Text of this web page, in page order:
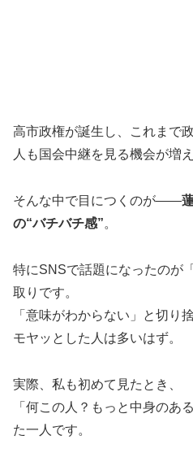
高市政権が誕生し、これまで
人も国会中継を見る機会が増
そんな中で目につくのが――
の“バチバチ感”。
特にSNSで話題になったのが
取りです。
「意味がわからない」と切り
モヤッとした人は多いはず。
実際、私も初めて見たとき、
「何この人？もっと中身のあ
た一人です。